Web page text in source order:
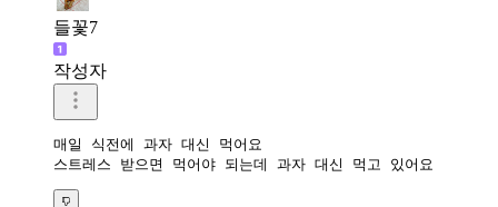
들꽃7
작성자
매일 식전에 과자 대신 먹어요
스트레스 받으면 먹어야 되는데 과자 대신 먹고 있어요